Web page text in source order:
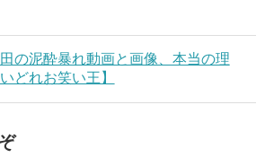
の泥酔暴れ動画と画像、本当の理
どれお笑い王】